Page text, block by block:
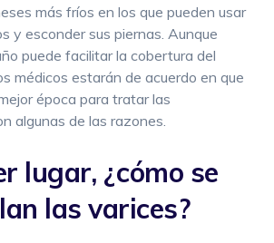
más fríos en los que pueden usar
y esconder sus piernas. Aunque
puede facilitar la cobertura del
médicos estarán de acuerdo en que
época para tratar las
algunas de las razones.
lugar, ¿cómo se
las varices?